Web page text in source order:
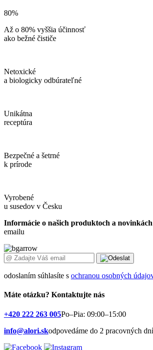
80%
Až o 80% vyššia účinnosť
ako bežné čističe
Netoxické
a biologicky odbúrateľné
Unikátna
receptúra
Bezpečné a šetrné
k prírode
Vyrobené
u susedov v Česku
Informácie o našich produktoch a novinkách
emailu
odoslaním súhlasíte s ochranou osobných
Máte otázku? Kontaktujte nás
+420 222 263 005Po–Pia: 09:00–15:00
info@alori.skodpovedáme do 2 pracovných dní